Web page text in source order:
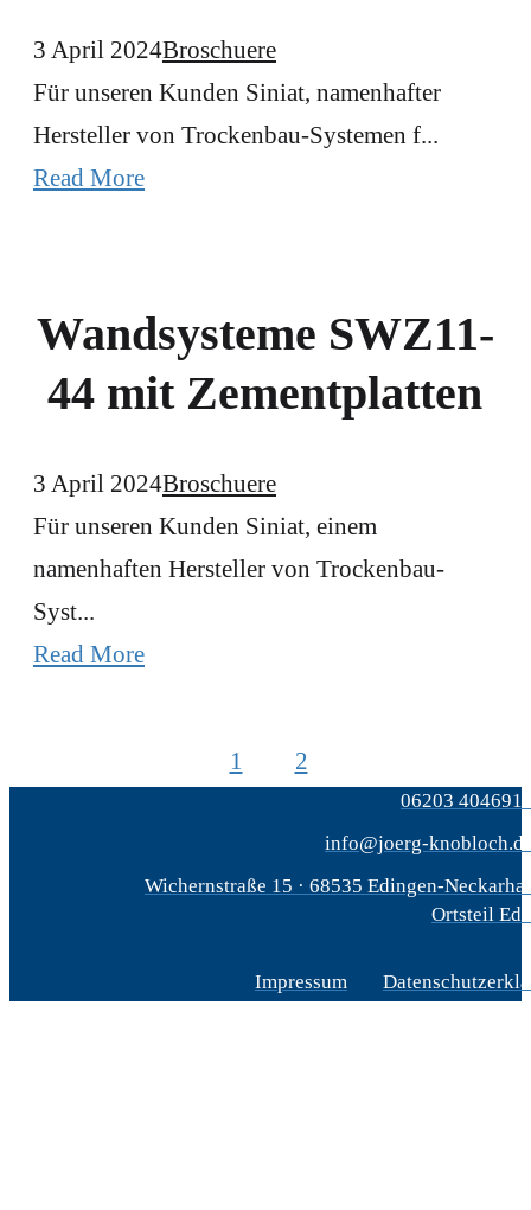
3 April 2024Broschuere
Für unseren Kunden Siniat, namenhafter
Hersteller von Trockenbau-Systemen f...
Read More
Wandsysteme SWZ11-
44 mit Zementplatten
3 April 2024Broschuere
Für unseren Kunden Siniat, einem
namenhaften Hersteller von Trockenbau-
Syst...
Read More
1 2
06203
info@joerg-
Wichernstraße 15 · 68535 Edingen-
Ortsteil
Impressum